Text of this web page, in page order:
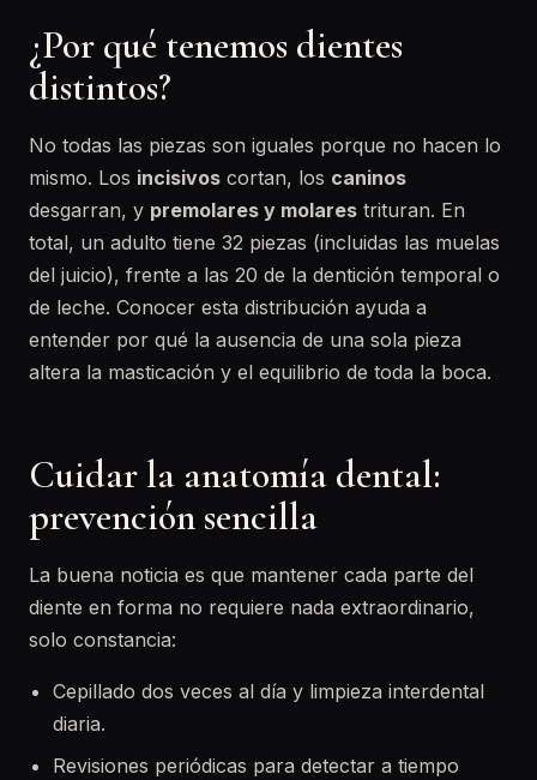
¿Por qué tenemos dientes
distintos?
No todas las piezas son iguales porque no hacen lo
mismo. Los incisivos cortan, los caninos
desgarran, y premolares y molares trituran. En
total, un adulto tiene 32 piezas (incluidas las muelas
del juicio), frente a las 20 de la dentición temporal o
de leche. Conocer esta distribución ayuda a
entender por qué la ausencia de una sola pieza
altera la masticación y el equilibrio de toda la boca.
Cuidar la anatomía dental:
prevención sencilla
La buena noticia es que mantener cada parte del
diente en forma no requiere nada extraordinario,
solo constancia:
Cepillado dos veces al día y limpieza interdental
diaria.
Revisiones periódicas para detectar a tiempo